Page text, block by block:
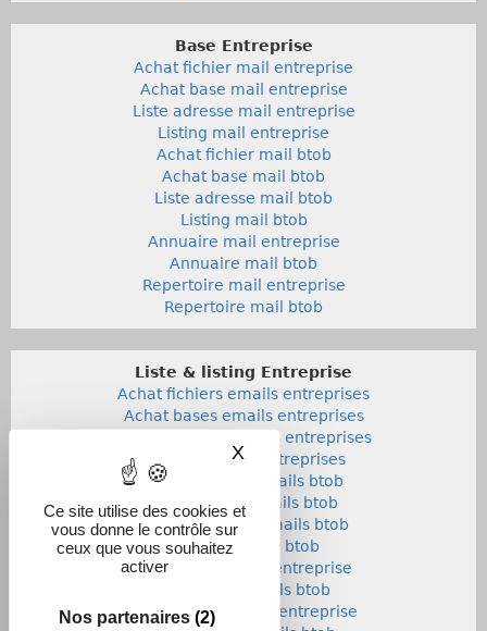
Ce site utilise des cookies et
vous donne le contrôle sur
ceux que vous souhaitez
activer
Nos partenaires (2)
X Masquer le bandeau des
Base Entreprise
Achat fichier mail entreprise
Achat base mail entreprise
Liste adresse mail entreprise
Listing mail entreprise
Achat fichier mail btob
Achat base mail btob
Liste adresse mail btob
Listing mail btob
Annuaire mail entreprise
Annuaire mail btob
Repertoire mail entreprise
Repertoire mail btob
Liste & listing Entreprise
Achat fichiers emails entreprises
Achat bases emails entreprises
Liste adresses emails entreprises
Listings emails entreprises
Achat fichiers emails btob
Achat bases emails btob
Listes adresses emails btob
Listings emails btob
Annuaires emails entreprise
Annuaires emails btob
Repertoires emails entreprise